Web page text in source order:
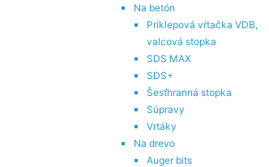
Na betón
Príklepová vŕtačka VDB,
valcová stopka
SDS MAX
SDS+
Šesťhranná stopka
Súpravy
Vrtáky
Na drevo
Auger bits